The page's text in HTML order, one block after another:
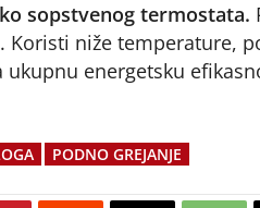
sopstvenog termostata.
Koristi niže temperature,
energetsku
PODNO GREJANJE